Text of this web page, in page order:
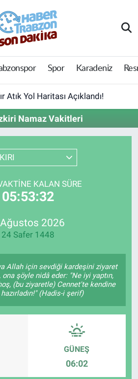
Spor Karadeniz
Atık Yol Haritası Açıklandı!
Namaz Vakitleri
KALAN SÜRE
05:53:32
2026
24 Safer 1448
Allah için sevdiği kardeşini ziyaret
şöyle nidâ eder: "Ne iyi yaptın,
(bu ziyaretle) Cennet'te kendine
(Hadis-i şerif)
GÜNEŞ
06:02
Eczaneler
Haritası
Durumu ve Fikstür